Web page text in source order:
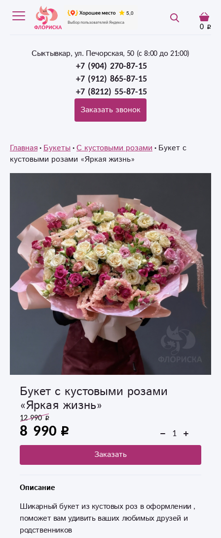
0
Сыктывкар, ул. Печорская, 50 (c 8:00 до 21:00)
+7 (904) 270-87-15
+7 (912) 865-87-15
+7 (8212) 55-87-15
Заказать звонок
Главная Букеты С кустовыми розами Букет с
кустовыми розами «Яркая жизнь»
Букет с кустовыми розами
«Яркая жизнь»
8 990
12 990
Заказать
Описание
Шикарный букет из кустовых роз в оформлении ,
поможет вам удивить ваших любимых друзей и
родственников